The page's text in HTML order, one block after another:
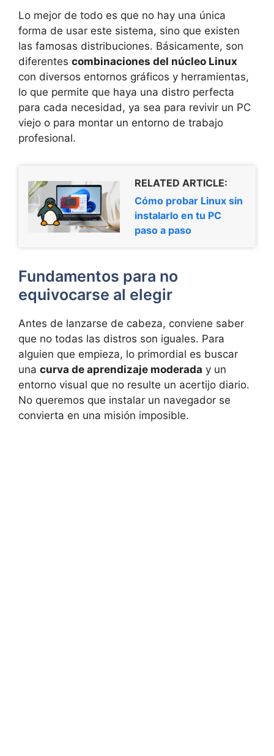
Lo mejor de todo es que no hay una única
forma de usar este sistema, sino que existen
las famosas distribuciones. Básicamente, son
diferentes combinaciones del núcleo Linux
con diversos entornos gráficos y herramientas,
lo que permite que haya una distro perfecta
para cada necesidad, ya sea para revivir un PC
viejo o para montar un entorno de trabajo
profesional.
RELATED ARTICLE:
Cómo probar Linux sin
instalarlo en tu PC
paso a paso
Fundamentos para no
equivocarse al elegir
Antes de lanzarse de cabeza, conviene saber
que no todas las distros son iguales. Para
alguien que empieza, lo primordial es buscar
una curva de aprendizaje moderada y un
entorno visual que no resulte un acertijo diario.
No queremos que instalar un navegador se
convierta en una misión imposible.